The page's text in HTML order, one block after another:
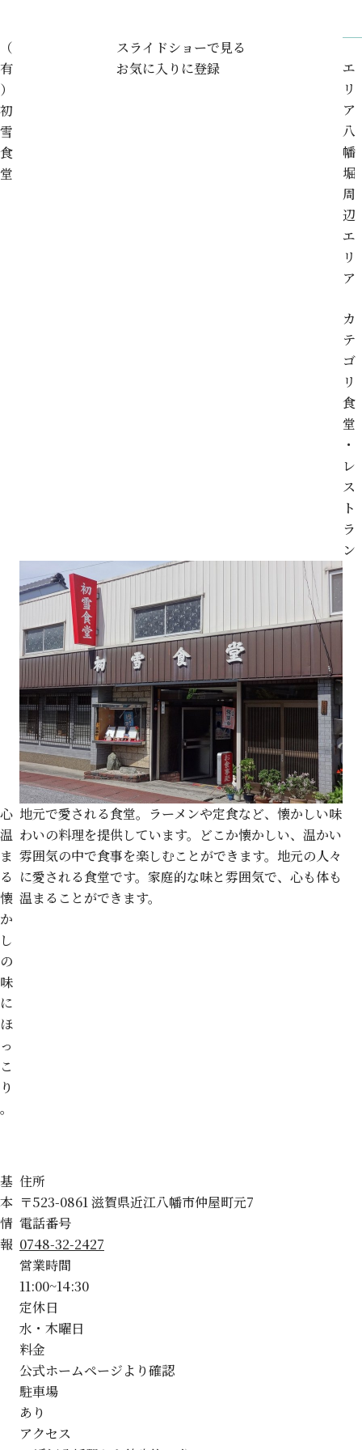
（
有
）
初
雪
食
堂
スライドショーで見る
お気に入りに登録
エ
リ
ア
八
幡
堀
周
辺
エ
リ
ア
カ
テ
ゴ
リ
食
堂
・
レ
ス
ト
ラ
ン
心
温
ま
る
懐
か
し
の
味
に
ほ
っ
こ
り
。
地元で愛される食堂。ラーメンや定食など、懐かしい味
わいの料理を提供しています。どこか懐かしい、温かい
雰囲気の中で食事を楽しむことができます。地元の人々
に愛される食堂です。家庭的な味と雰囲気で、心も体も
温まることができます。
基
本
情
報
住所
〒523-0861 滋賀県近江八幡市仲屋町元7
電話番号
0748-32-2427
営業時間
11:00~14:30
定休日
水・木曜日
料金
公式ホームページより確認
駐車場
あり
アクセス